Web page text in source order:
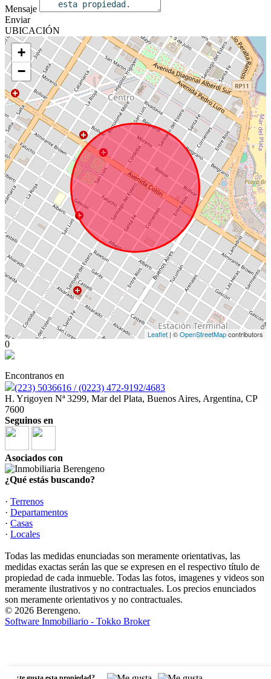
Mensaje
Enviar
UBICACIÓN
+
−
Leaflet | ©OpenStreetMapcontributors
0
Encontranos en
(223) 5036616 / (0223) 472-9192/4683
H. Yrigoyen Nª 3299, Mar del Plata, Buenos Aires, Argentina, CP
7600
Seguinos en
Asociados con
¿Qué estás buscando?
· Terrenos
· Departamentos
· Casas
· Locales
Todas las medidas enunciadas son meramente orientativas, las
medidas exactas serán las que se expresen en el respectivo título de
propiedad de cada inmueble. Todas las fotos, imagenes y videos son
meramente ilustrativos y no contractuales. Los precios enunciados
son meramente orientativos y no contractuales.
© 2026 Berengeno.
Software Inmobiliario - Tokko Broker